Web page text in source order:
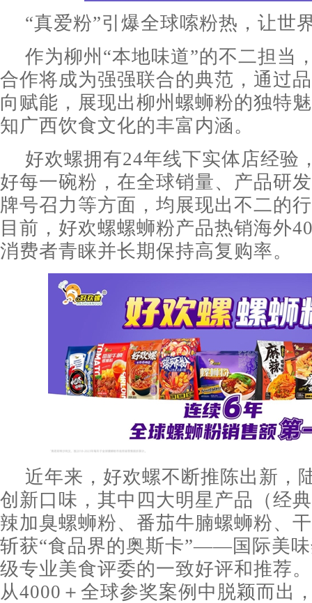
“真爱粉”引爆全球嗦粉热，让世
作为柳州“本地味道”的不二担当
合作将成为强强联合的典范，通过
向赋能，展现出柳州螺蛳粉的独特
知广西饮食文化的丰富内涵。
好欢螺拥有24年线下实体店经验
好每一碗粉，在全球销量、产品研
牌号召力等方面，均展现出不二的
目前，好欢螺螺蛳粉产品热销海外
消费者青睐并长期保持高复购率。
近年来，好欢螺不断推陈出新，
创新口味，其中四大明星产品（经
辣加臭螺蛳粉、番茄牛腩螺蛳粉、
斩获“食品界的奥斯卡”——国际美
级专业美食评委的一致好评和推荐
从4000＋全球参奖案例中脱颖而出